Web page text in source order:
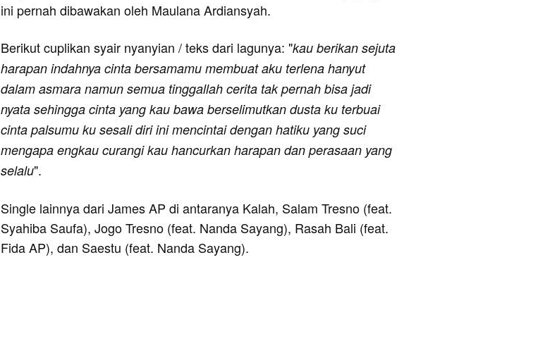
ini pernah dibawakan oleh Maulana Ardiansyah.
Berikut cuplikan syair nyanyian / teks dari lagunya: "kau berikan sejuta
harapan indahnya cinta bersamamu membuat aku terlena hanyut
dalam asmara namun semua tinggallah cerita tak pernah bisa jadi
nyata sehingga cinta yang kau bawa berselimutkan dusta ku terbuai
cinta palsumu ku sesali diri ini mencintai dengan hatiku yang suci
mengapa engkau curangi kau hancurkan harapan dan perasaan yang
selalu".
Single lainnya dari James AP di antaranya Kalah, Salam Tresno (feat.
Syahiba Saufa), Jogo Tresno (feat. Nanda Sayang), Rasah Bali (feat.
Fida AP), dan Saestu (feat. Nanda Sayang).